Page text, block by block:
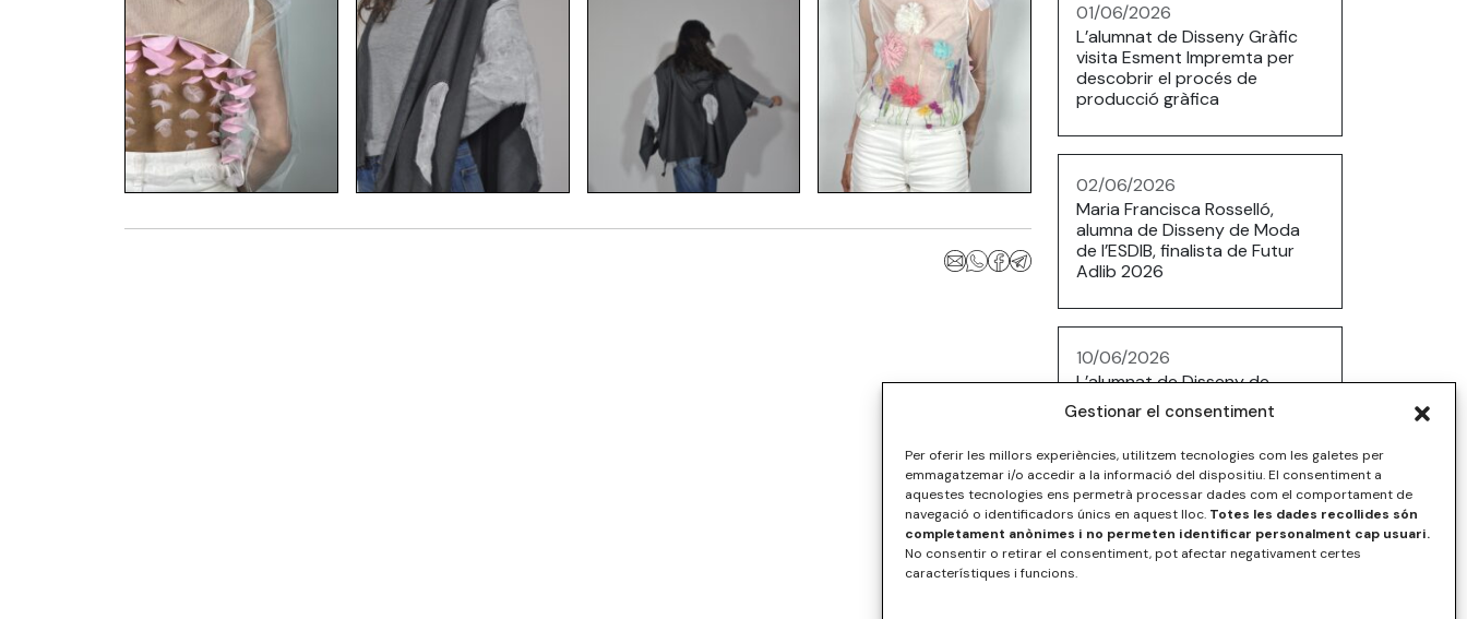
Gestionar el consentiment
Per oferir les millors experiències, utilitzem tecnologies com les galetes per
emmagatzemar i/o accedir a la informació del dispositiu. El consentiment a
aquestes tecnologies ens permetrà processar dades com el comportament de
navegació o identificadors únics en aquest lloc. Totes les dades recollides són
completament anònimes i no permeten identificar personalment cap usuari.
No consentir o retirar el consentiment, pot afectar negativament certes
característiques i funcions.
01/06/2026
L’alumnat de Disseny Gràfic
visita Esment Impremta per
descobrir el procés de
producció gràfica
02/06/2026
Maria Francisca Rosselló,
alumna de Disseny de Moda
de l’ESDIB, finalista de Futur
Adlib 2026
10/06/2026
L’alumnat de Disseny de
Producte presenta uns
tamborets fabricats amb